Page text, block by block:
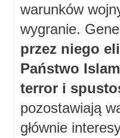
warunków
wygranie.
przez niego
Państwo
terror i
pozostawiają
głównie